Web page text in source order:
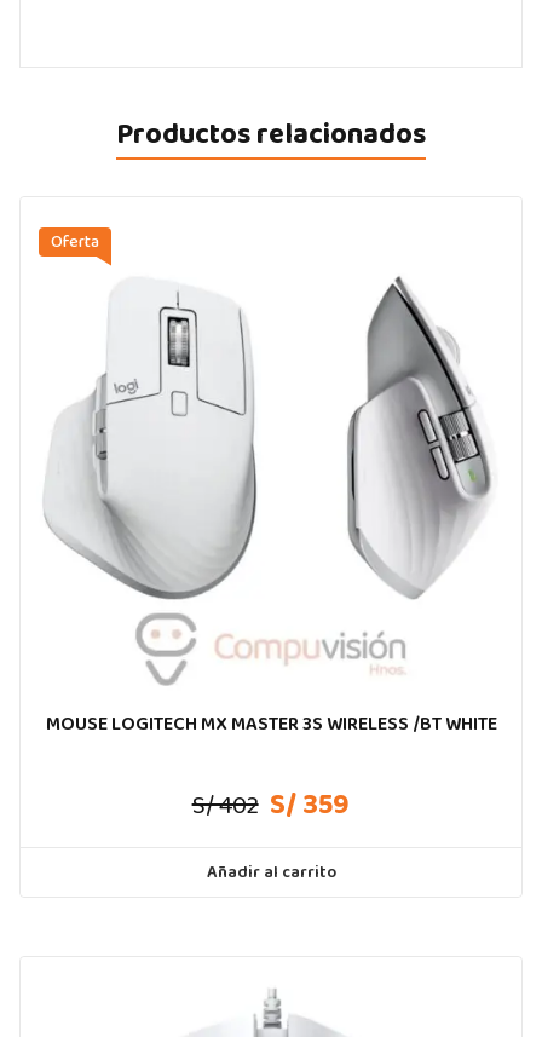
Productos relacionados
Oferta
MOUSE LOGITECH MX MASTER 3S WIRELESS /BT WHITE
S/ 402 S/ 359
Añadir al carrito